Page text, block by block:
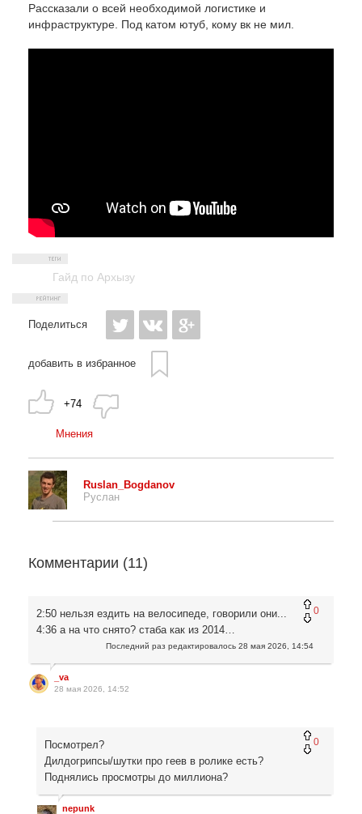
Рассказали о всей необходимой логистике и
инфраструктуре. Под катом ютуб, кому вк не мил.
Гайд по Архызу
Поделиться
добавить в избранное
+74
Мнения
Ruslan_Bogdanov
Руслан
Комментарии (11)
0
2:50 нельзя ездить на велосипеде, говорили они...
4:36 а на что снято? стаба как из 2014…
Последний раз редактировалось 28 мая 2026, 14:54
_va
28 мая 2026, 14:52
0
Посмотрел?
Дилдогрипсы/шутки про геев в ролике есть?
Поднялись просмотры до миллиона?
nepunk